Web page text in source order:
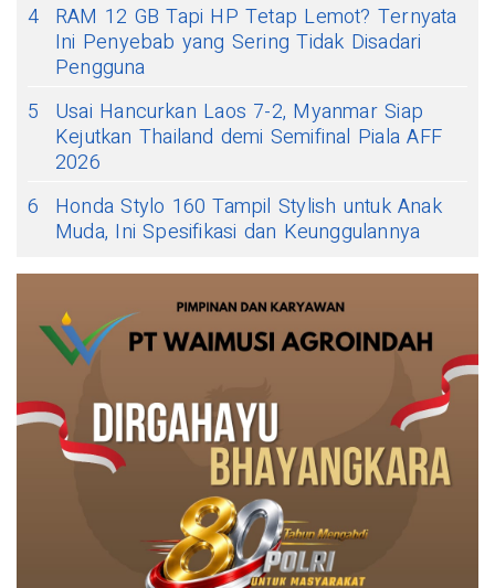
4 RAM 12 GB Tapi HP Tetap Lemot? Ternyata
Ini Penyebab yang Sering Tidak Disadari
Pengguna
5
Usai Hancurkan Laos 7-2, Myanmar Siap
Kejutkan Thailand demi Semifinal Piala AFF
2026
6
Honda Stylo 160 Tampil Stylish untuk Anak
Muda, Ini Spesifikasi dan Keunggulannya